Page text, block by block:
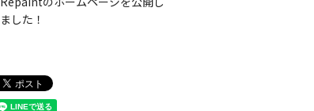
ました！